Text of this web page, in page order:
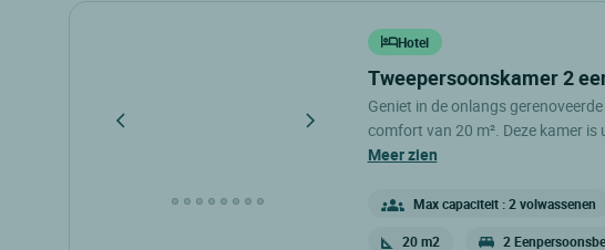
Hotel
tweepersoonskamer 2
Geniet in de onlangs
comfort van 20 m². Deze kamer is
eenpersoonsbedden, een
meer zien
Max capaciteit : 2 volwassenen
20 m2 2